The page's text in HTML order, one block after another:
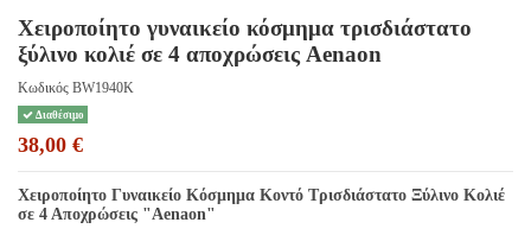
Χειροποίητο γυναικείο κόσμημα τρισδιάστατο
ξύλινο κολιέ σε 4 αποχρώσεις Aenaon
Κωδικός BW1940K
Διαθέσιμο
38,00 €
Χειροποίητο Γυναικείο Κόσμημα Κοντό Τρισδιάστατο Ξύλινο Κολιέ
σε 4 Αποχρώσεις "Aenaon"